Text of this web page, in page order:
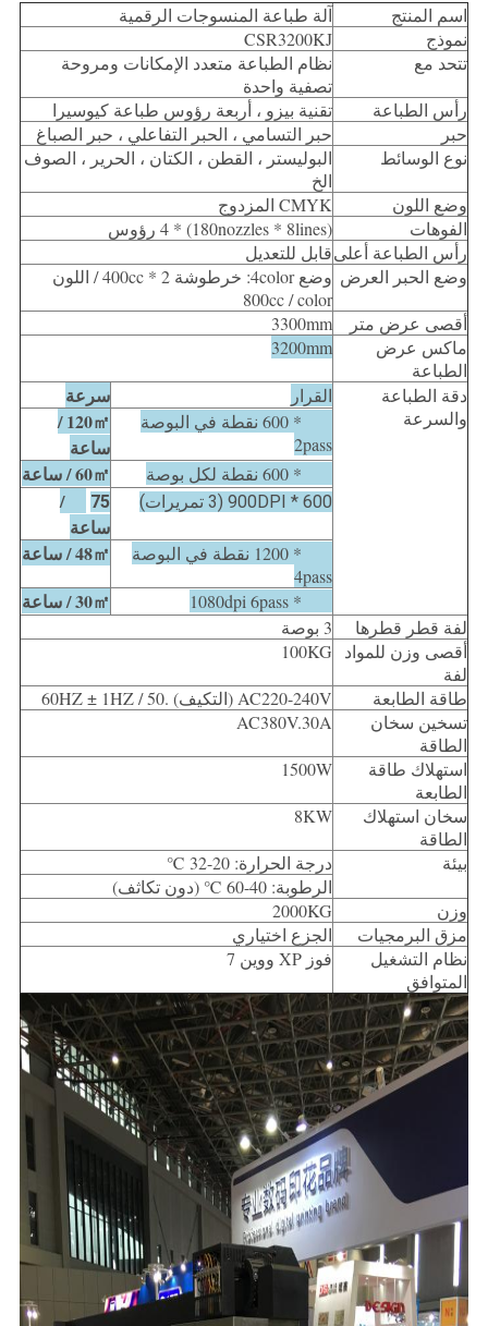
اسم المنتج
آلة طباعة المنسوجات الرقمية
نموذج
CSR3200KJ
تتحد مع
نظام الطباعة متعدد الإمكانات ومروحة
تصفية واحدة
رأس الطباعة
تقنية بيزو ، أربعة رؤوس طباعة كيوسيرا
حبر
حبر التسامي ، الحبر التفاعلي ، حبر الصباغ
نوع الوسائط
البوليستر ، القطن ، الكتان ، الحرير ، الصوف
الخ
وضع اللون
CMYK المزدوج
الفوهات
(180nozzles * 8lines) * 4 رؤوس
رأس الطباعة أعلىقابل للتعديل
وضع الحبر العرض
وضع 4color: خرطوشة 400cc * 2 / اللون
800cc / color
أقصى عرض متر
3300mm
ماكس عرض
الطباعة
3200mm
دقة الطباعة
والسرعة
القرار سرعة
600 * 600 نقطة في البوصة
2pass
120㎡ /
ساعة
60㎡ / ساعة
600 * 900DPI (3 تمريرات) 75
㎡ /
ساعة
600 * 1200 نقطة في البوصة
4pass
48㎡ / ساعة
30㎡ / ساعة
لفة قطر قطرها
3 بوصة
أقصى وزن للمواد
لفة
100KG
طاقة الطابعة
AC220-240V (التكيف) .50 / 60HZ ± 1HZ
تسخين سخان
الطاقة
AC380V.30A
استهلاك طاقة
الطابعة
1500W
سخان استهلاك
الطاقة
8KW
بيئة
درجة الحرارة: 20-32 ℃
الرطوبة: 40-60 ℃ (دون تكاثف)
وزن
2000KG
مزق البرمجيات
الجزع اختياري
نظام التشغيل
المتوافق
فوز XP ووين 7